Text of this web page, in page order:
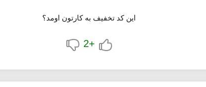
این کد تخفیف به کارتون اومد؟
+2